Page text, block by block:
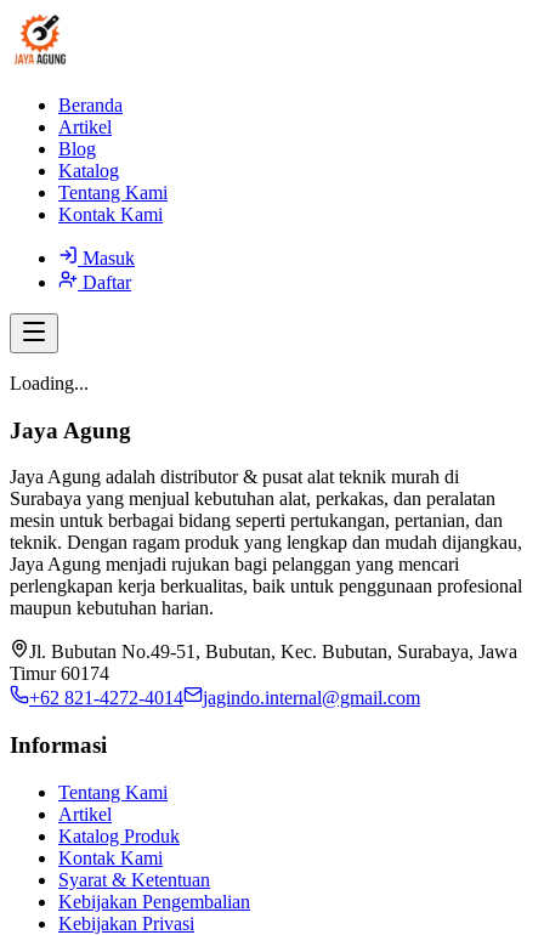
Beranda
Artikel
Blog
Katalog
Tentang Kami
Kontak Kami
Masuk
Daftar
Loading...
Jaya Agung
Jaya Agung adalah distributor & pusat alat teknik murah di
Surabaya yang menjual kebutuhan alat, perkakas, dan peralatan
mesin untuk berbagai bidang seperti pertukangan, pertanian, dan
teknik. Dengan ragam produk yang lengkap dan mudah dijangkau,
Jaya Agung menjadi rujukan bagi pelanggan yang mencari
perlengkapan kerja berkualitas, baik untuk penggunaan profesional
maupun kebutuhan harian.
Jl. Bubutan No.49-51, Bubutan, Kec. Bubutan, Surabaya, Jawa
Timur 60174
+62 821-4272-4014
jagindo.internal@gmail.com
Informasi
Tentang Kami
Artikel
Katalog Produk
Kontak Kami
Syarat & Ketentuan
Kebijakan Pengembalian
Kebijakan Privasi